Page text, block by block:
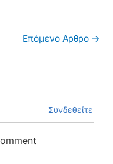
Επόμενο Άρθρο →
Συνδεθείτε